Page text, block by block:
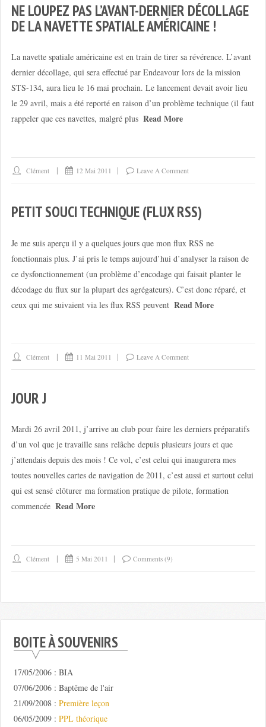
NE LOUPEZ PAS L’AVANT-DERNIER DÉCOLLAGE
DE LA NAVETTE SPATIALE AMÉRICAINE !
La navette spatiale américaine est en train de tirer sa révérence. L’avant
dernier décollage, qui sera effectué par Endeavour lors de la mission
STS-134, aura lieu le 16 mai prochain. Le lancement devait avoir lieu
le 29 avril, mais a été reporté en raison d’un problème technique (il faut
rappeler que ces navettes, malgré plus Read More
Clément 12 Mai 2011 Leave A Comment
PETIT SOUCI TECHNIQUE (FLUX RSS)
Je me suis aperçu il y a quelques jours que mon flux RSS ne
fonctionnais plus. J’ai pris le temps aujourd’hui d’analyser la raison de
ce dysfonctionnement (un problème d’encodage qui faisait planter le
décodage du flux sur la plupart des agrégateurs). C’est donc réparé, et
ceux qui me suivaient via les flux RSS peuvent Read More
Clément 11 Mai 2011 Leave A Comment
JOUR J
Mardi 26 avril 2011, j’arrive au club pour faire les derniers préparatifs
d’un vol que je travaille sans relâche depuis plusieurs jours et que
j’attendais depuis des mois ! Ce vol, c’est celui qui inaugurera mes
toutes nouvelles cartes de navigation de 2011, c’est aussi et surtout celui
qui est sensé clôturer ma formation pratique de pilote, formation
commencée Read More
Clément 5 Mai 2011 Comments (9)
BOITE À SOUVENIRS
17/05/2006 : BIA
07/06/2006 : Baptême de l'air
21/09/2008 : Première leçon
06/05/2009 : PPL théorique